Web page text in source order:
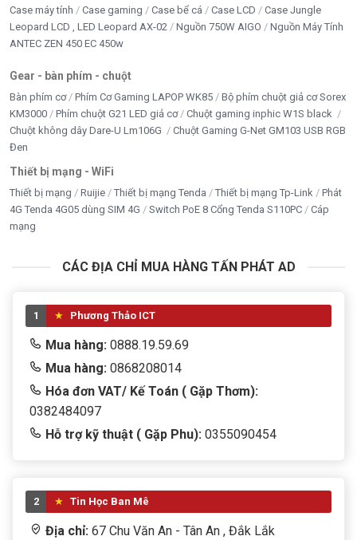
Mưa lớn.
Bụi bẩn.
Nắng nóng.
Điều kiện thời tiết khắc nghiệt.
Trước cửa nhà.
Sân vườn.
Nhà xưởng.
Bãi xe.
Ứng Dụng Thực Tế
Lắp Camera Cho Gia Đình
Theo dõi:
Cổng nhà.
Trẻ em và người lớn tuổi.
Case máy tính Case gaming Case bể cá Case LCD
Case Jungle
Leopard LCD , LED Leopard AX-02
Nguồn 750W AIGO
Nguồn Máy Tính
ANTEC ZEN 450 EC 450w
Gear - bàn phím - chuột
Bàn phím cơ Phím Cơ Gaming LAPOP WK85
Bộ phím chuột giả cơ Sorex
KM3000
Phím chuột G21 LED giả cơ
Chuột gaming inphic W1S black
Chuột không dây Dare-U Lm106G
Chuột Gaming G-Net GM103 USB RGB
Đen
Thiết bị mạng - WiFi
Thiết bị mạng Ruijie Thiết bị mạng Tenda Thiết bị mạng Tp-Link
Phát
4G Tenda 4G05 dùng SIM 4G
Switch PoE 8 Cổng Tenda S110PC
Cáp
mạng
CÁC ĐỊA CHỈ MUA HÀNG TẤN PHÁT AD
1 Phương Thảo ICT
Mua hàng: 0888.19.59.69
Mua hàng: 0868208014
Hóa đơn VAT/ Kế Toán ( Gặp Thơm):
0382484097
Hỗ trợ kỹ thuật ( Gặp Phu): 0355090454
2 Tin Học Ban Mê
Địa chỉ: 67 Chu Văn An - Tân An , Đắk Lắk